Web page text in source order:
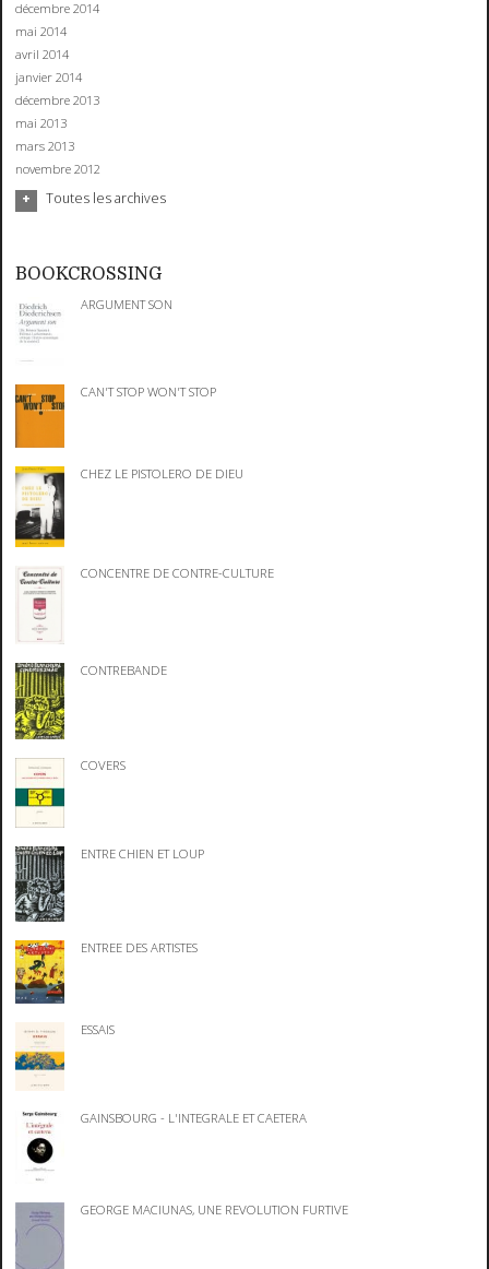
décembre 2014
mai 2014
avril 2014
janvier 2014
décembre 2013
mai 2013
mars 2013
novembre 2012
Toutes les archives
BOOKCROSSING
ARGUMENT SON
CAN'T STOP WON'T STOP
CHEZ LE PISTOLERO DE DIEU
CONCENTRE DE CONTRE-CULTURE
CONTREBANDE
COVERS
ENTRE CHIEN ET LOUP
ENTREE DES ARTISTES
ESSAIS
GAINSBOURG - L'INTEGRALE ET CAETERA
GEORGE MACIUNAS, UNE REVOLUTION FURTIVE